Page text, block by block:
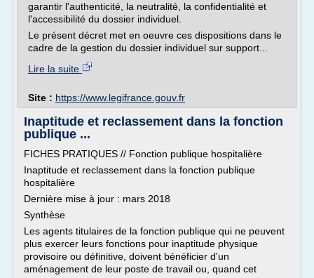
garantir l'authenticité, la neutralité, la confidentialité et
l'accessibilité du dossier individuel.
Le présent décret met en oeuvre ces dispositions dans le
cadre de la gestion du dossier individuel sur support...
Lire la suite
Site : https://www.legifrance.gouv.fr
Inaptitude et reclassement dans la fonction
publique ...
FICHES PRATIQUES // Fonction publique hospitalière
Inaptitude et reclassement dans la fonction publique
hospitalière
Dernière mise à jour : mars 2018
Synthèse
Les agents titulaires de la fonction publique qui ne peuvent
plus exercer leurs fonctions pour inaptitude physique
provisoire ou définitive, doivent bénéficier d'un
aménagement de leur poste de travail ou, quand cet